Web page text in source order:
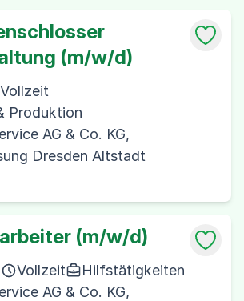
(m/w/d)
Vollzeit
Produktion
AG & Co. KG,
Dresden Altstadt
(m/w/d)
Vollzeit
Hilfstätigkeiten
AG & Co. KG,